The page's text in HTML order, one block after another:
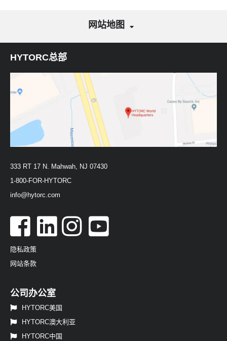
网站地图
HYTORC总部
333 RT 17 N. Mahwah, NJ 07430
1-800-FOR-HYTORC
info@hytorc.com
隐私政策
网站条款
公司办公室
HYTORC美国
HYTORC澳大利亚
HYTORC中国